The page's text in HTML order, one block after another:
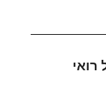
רואי